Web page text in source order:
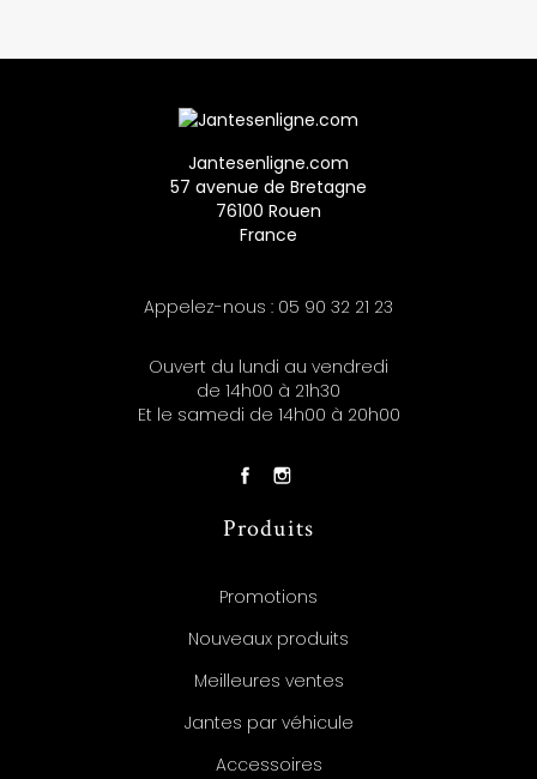
Jantesenligne.com
57 avenue de Bretagne
76100 Rouen
France
Appelez-nous : 05 90 32 21 23
Ouvert du lundi au vendredi
de 14h00 à 21h30
Et le samedi de 14h00 à 20h00
Produits
Promotions
Nouveaux produits
Meilleures ventes
Jantes par véhicule
Accessoires